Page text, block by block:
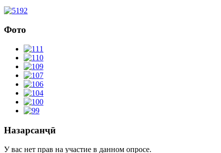
Фото
Назарсанҷӣ
У вас нет прав на участие в данном опросе.